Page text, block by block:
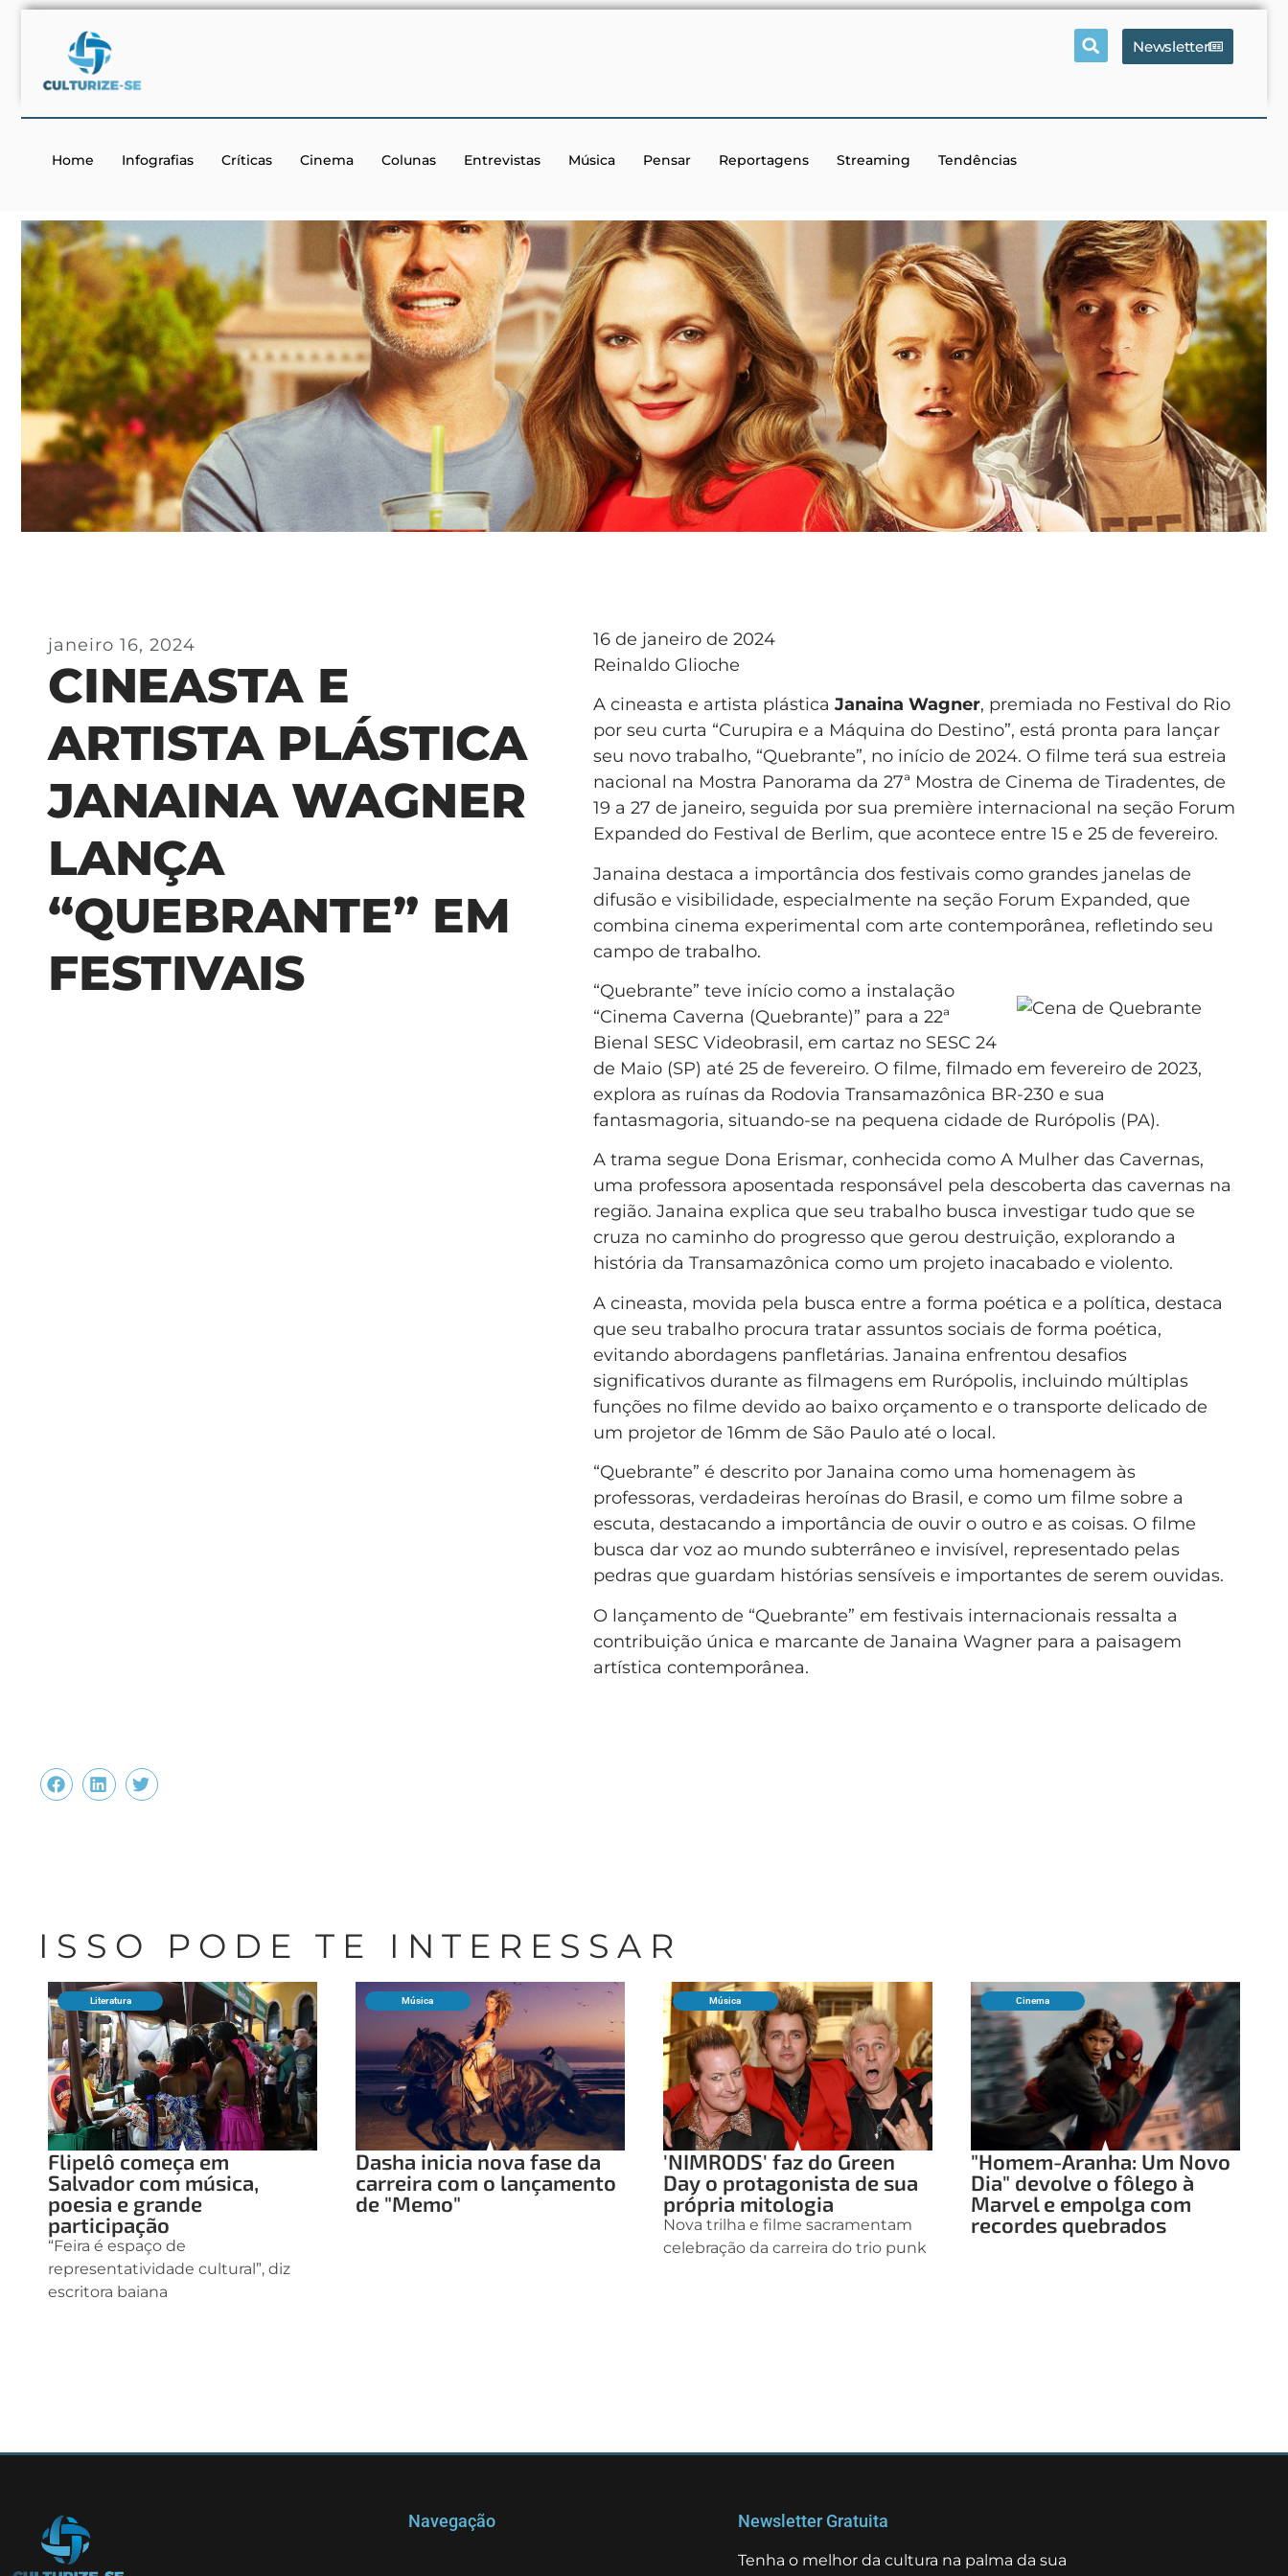
Newsletter
Home Infografias Críticas Cinema Colunas Entrevistas Música Pensar Reportagens Streaming Tendências
janeiro 16, 2024
CINEASTA E
ARTISTA PLÁSTICA
JANAINA WAGNER
LANÇA
“QUEBRANTE” EM
FESTIVAIS
16 de janeiro de 2024
Reinaldo Glioche
A cineasta e artista plástica Janaina Wagner, premiada no Festival do Rio
por seu curta “Curupira e a Máquina do Destino”, está pronta para lançar
seu novo trabalho, “Quebrante”, no início de 2024. O filme terá sua estreia
nacional na Mostra Panorama da 27ª Mostra de Cinema de Tiradentes, de
19 a 27 de janeiro, seguida por sua première internacional na seção Forum
Expanded do Festival de Berlim, que acontece entre 15 e 25 de fevereiro.
Janaina destaca a importância dos festivais como grandes janelas de
difusão e visibilidade, especialmente na seção Forum Expanded, que
combina cinema experimental com arte contemporânea, refletindo seu
campo de trabalho.
“Quebrante” teve início como a instalação
“Cinema Caverna (Quebrante)” para a 22ª
Bienal SESC Videobrasil, em cartaz no SESC 24
de Maio (SP) até 25 de fevereiro. O filme, filmado em fevereiro de 2023,
explora as ruínas da Rodovia Transamazônica BR-230 e sua
fantasmagoria, situando-se na pequena cidade de Rurópolis (PA).
A trama segue Dona Erismar, conhecida como A Mulher das Cavernas,
uma professora aposentada responsável pela descoberta das cavernas na
região. Janaina explica que seu trabalho busca investigar tudo que se
cruza no caminho do progresso que gerou destruição, explorando a
história da Transamazônica como um projeto inacabado e violento.
A cineasta, movida pela busca entre a forma poética e a política, destaca
que seu trabalho procura tratar assuntos sociais de forma poética,
evitando abordagens panfletárias. Janaina enfrentou desafios
significativos durante as filmagens em Rurópolis, incluindo múltiplas
funções no filme devido ao baixo orçamento e o transporte delicado de
um projetor de 16mm de São Paulo até o local.
“Quebrante” é descrito por Janaina como uma homenagem às
professoras, verdadeiras heroínas do Brasil, e como um filme sobre a
escuta, destacando a importância de ouvir o outro e as coisas. O filme
busca dar voz ao mundo subterrâneo e invisível, representado pelas
pedras que guardam histórias sensíveis e importantes de serem ouvidas.
O lançamento de “Quebrante” em festivais internacionais ressalta a
contribuição única e marcante de Janaina Wagner para a paisagem
artística contemporânea.
ISSO PODE TE INTERESSAR
Literatura
Flipelô começa em
Salvador com música,
poesia e grande
participação
“Feira é espaço de
representatividade cultural”, diz
escritora baiana
Música
Dasha inicia nova fase da
carreira com o lançamento
de "Memo"
Música
'NIMRODS' faz do Green
Day o protagonista de sua
própria mitologia
Nova trilha e filme sacramentam
celebração da carreira do trio punk
Cinema
"Homem-Aranha: Um Novo
Dia" devolve o fôlego à
Marvel e empolga com
recordes quebrados
Navegação Newsletter Gratuita
Tenha o melhor da cultura na palma da sua